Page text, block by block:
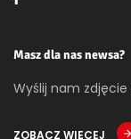
Masz dla nas newsa?
Wyślij nam
ZOBACZ WIĘCEJ